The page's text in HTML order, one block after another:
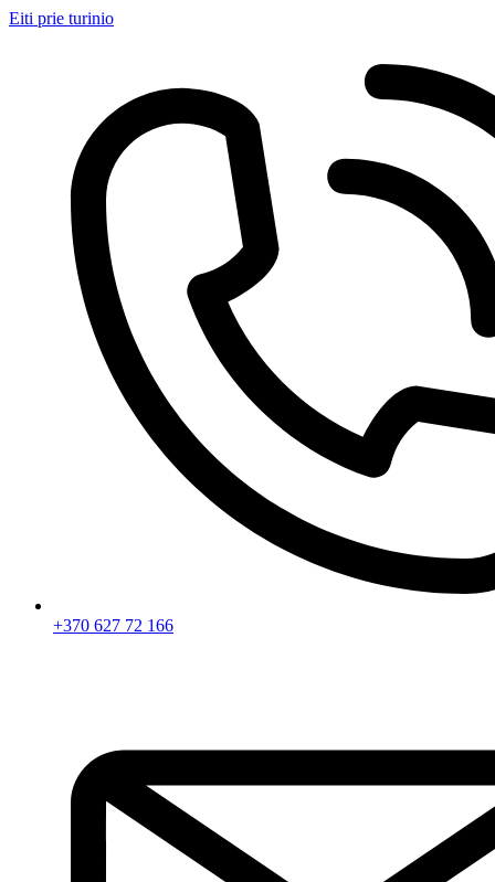
Eiti prie turinio
+370 627 72 166